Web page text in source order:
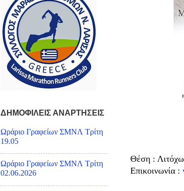
Θέση :
Επικοινωνία :
ΔΗΜΟΦΙΛΕΙΣ ΑΝΑΡΤΗΣΕΙΣ
Ωράριο Γραφείων ΣΜΝΛ Τρίτη
19.05
Ωράριο Γραφείων ΣΜΝΛ Τρίτη
02.06.2026